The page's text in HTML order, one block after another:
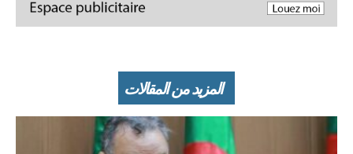
المزيد من المقالات